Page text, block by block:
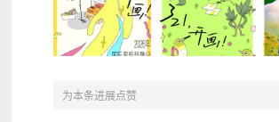
为本条进展点赞